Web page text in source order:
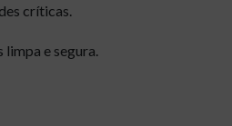
críticas.
limpa e segura.